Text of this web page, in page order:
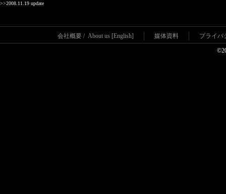
>>2008.11.19 update
会社概要 / About us [English] 媒体資料 プライバ